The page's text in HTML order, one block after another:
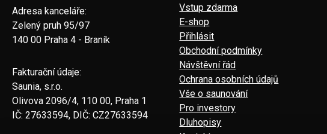
Adresa kanceláře:
Zelený pruh 95/97
140 00 Praha 4 - Braník
Fakturační údaje:
Saunia, s.r.o.
Olivova 2096/4, 110 00, Praha 1
IČ: 27633594, DIČ: CZ27633594
Vstup zdarma
E-shop
Přihlásit
Obchodní podmínky
Návštěvní řád
Ochrana osobních údajů
Vše o saunování
Pro investory
Dluhopisy